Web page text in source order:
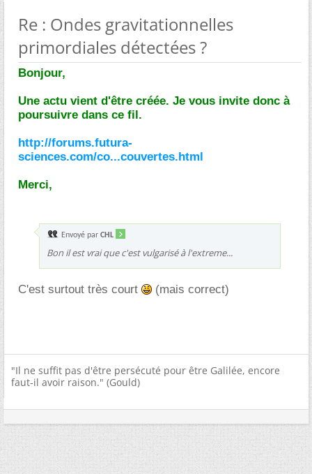
Re : Ondes gravitationnelles
primordiales détectées ?
Bonjour,
Une actu vient d'être créée. Je vous invite donc à
poursuivre dans ce fil.
http://forums.futura-
sciences.com/co...couvertes.html
Merci,
Envoyé par CHL
Bon il est vrai que c'est vulgarisé à l'extreme...
C'est surtout très court (mais correct)
"Il ne suffit pas d'être persécuté pour être Galilée, encore
faut-il avoir raison." (Gould)